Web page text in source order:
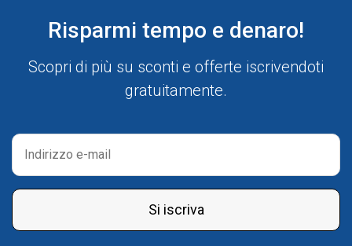
Risparmi tempo e denaro!
Scopri di più su sconti e offerte iscrivendoti
gratuitamente.
Si iscriva